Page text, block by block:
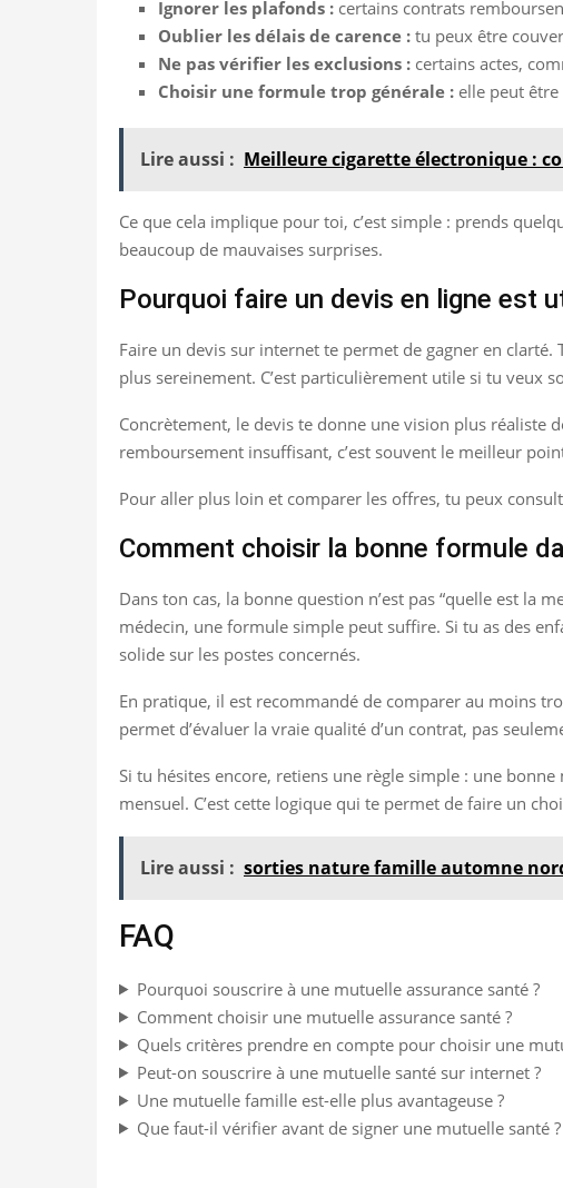
Ignorer les plafonds : certains contrats
Oublier les délais de carence : tu peux être
Ne pas vérifier les exclusions : certains actes,
Choisir une formule trop générale : elle peut
Lire aussi : Meilleure cigarette électronique :
Ce que cela implique pour toi, c’est simple : prends
beaucoup de mauvaises surprises.
Pourquoi faire un devis en ligne est
Faire un devis sur internet te permet de gagner en
plus sereinement. C’est particulièrement utile si tu veux
Concrètement, le devis te donne une vision plus réaliste
remboursement insuffisant, c’est souvent le meilleur
Pour aller plus loin et comparer les offres, tu peux
Comment choisir la bonne formule
Dans ton cas, la bonne question n’est pas “quelle est la
médecin, une formule simple peut suffire. Si tu as des
solide sur les postes concernés.
En pratique, il est recommandé de comparer au moins
permet d’évaluer la vraie qualité d’un contrat, pas
Si tu hésites encore, retiens une règle simple : une
mensuel. C’est cette logique qui te permet de faire un
Lire aussi : sorties nature famille automne
FAQ
Pourquoi souscrire à une mutuelle assurance santé ?
Comment choisir une mutuelle assurance santé ?
Quels critères prendre en compte pour choisir une
Peut-on souscrire à une mutuelle santé sur internet ?
Une mutuelle famille est-elle plus avantageuse ?
Que faut-il vérifier avant de signer une mutuelle santé ?